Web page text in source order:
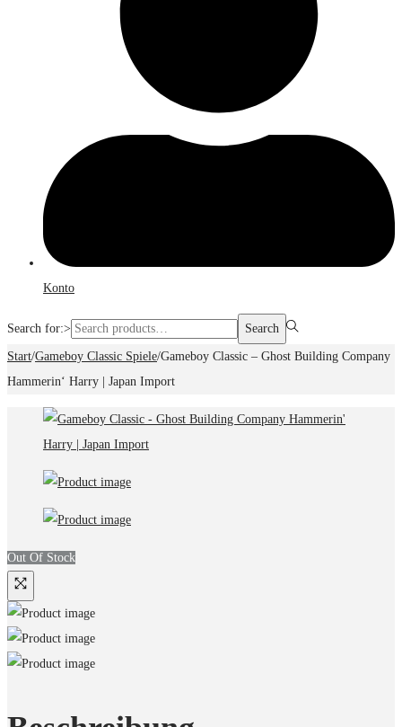
Konto
Search for:> Search
Start/Gameboy Classic Spiele/Gameboy Classic – Ghost Building Company
Hammerin‘ Harry | Japan Import
Out Of Stock